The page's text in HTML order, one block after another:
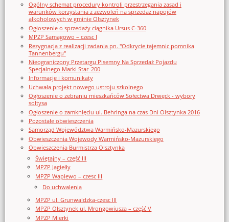
Ogólny schemat procedury kontroli przestrzegania zasad i
warunków korzystania z zezwoleń na sprzedaż napojów
alkoholowych w gminie Olsztynek
Ogłoszenie o sprzedaży ciągnika Ursus C-360
MPZP Samagowo – czesc I
Rezygnacja z realizacji zadania pn. "Odkrycie tajemnic pomnika
Tannenbergu"
Nieograniczony Przetargu Pisemny Na Sprzedaż Pojazdu
Specjalnego Marki Star_200
Informacje i komunikaty
Uchwała projekt nowego ustroju szkolnego
Ogłoszenie o zebraniu mieszkańców Sołectwa Drwęck - wybory
sołtysa
Ogłoszenie o zamknięciu ul. Behringa na czas Dni Olsztynka 2016
Pozostałe obwieszczenia
Samorząd Województwa Warmińsko-Mazurskiego
Obwieszczenia Wojewody Warmińsko-Mazurskiego
Obwieszczenia Burmistrza Olsztynka
Świętajny – część III
MPZP Jagiełły
MPZP Waplewo – czesc III
Do uchwalenia
MPZP ul. Grunwaldzka-czesc III
MPZP Olsztynek ul. Mrongowiusza – część V
MPZP Mierki